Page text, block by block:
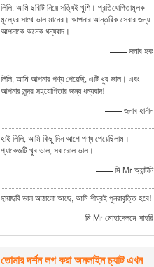
লিলি, আমি ছবিটি নিয়ে সত্যিই খুশি। প্রতিযোগিতামূলক
মূল্যের সাথে ভাল মানের। আপনার আন্তরিক সেবার জন্য
আপনাকে অনেক ধন্যবাদ।
—— জনাব হক
লিলি, আমি আপনার পণ্য পেয়েছি, এটি খুব ভাল। এবং
আপনার সুন্দর সহযোগিতার জন্য ধন্যবাদ!
—— জনাব হার্নান
হাই লিলি, আমি কিছু দিন আগে পণ্য পেয়েছিলাম।
প্যাকেজটি খুব ভাল, সব রোল ভাল।
—— মি Mr অ্যান্টনি
ছায়াছবি ভাল আঠালো আছে, আমি শীঘ্রই পুনরাবৃত্তি হবে!
—— মি Mr মোহাদেলমে সাহরি
তোমার দর্শন লগ করা অনলাইন চ্যাট এখন